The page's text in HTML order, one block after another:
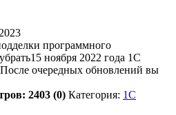
программного
ноября 2022 года 1С
очередных обновлений вы
2403 (0) Категория: 1C